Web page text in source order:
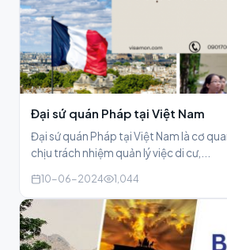
Đại sứ quán Pháp tại Việt Nam
Đại sứ quán Pháp tại Việt Nam là cơ
chịu trách nhiệm quản lý việc di cư,...
10-06-2024 1,044